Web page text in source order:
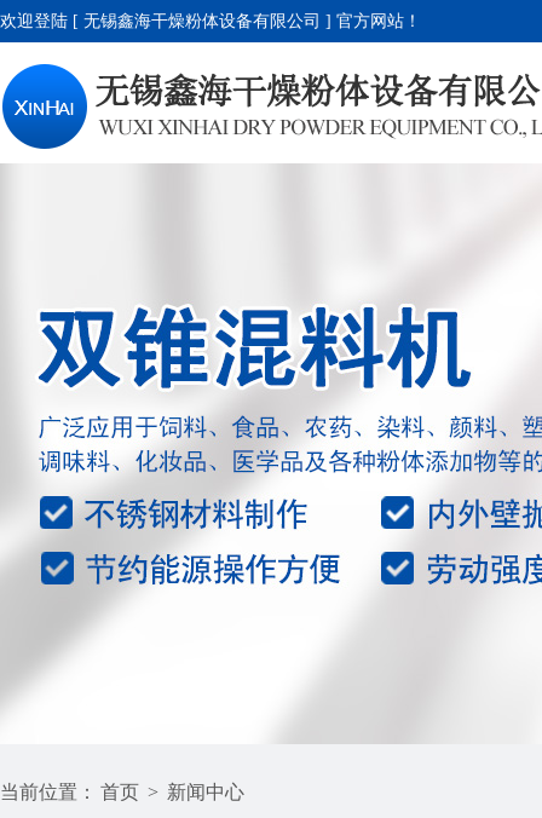
欢迎登陆 [ 无锡鑫海干燥粉体设备有限公司 ] 官方网站！
当前位置： 首页 > 新闻中心